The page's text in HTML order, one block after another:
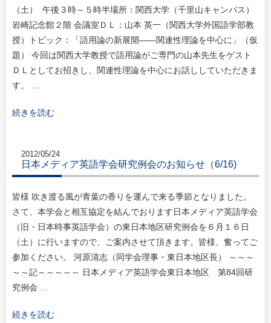
（土） 午後３時～５時半場所：関西大学（千里山キャンパス）
岩崎記念館２階 会議室ＤＬ：山本 英一（関西大学外国語学部教
授）トピック：「語用論の新展開――関連性理論を中心に」（仮
題） 今回は関西大学教授で語用論がご専門の山本先生をゲスト
ＤＬとしてお招きし、関連性理論を中心にお話ししていただきま
す。 …
続きを読む
2012/05/24
日本メディア英語学会研究例会のお知らせ（6/16)
皆様 吹き渡る風が青葉の香りを運んで来る季節となりました。
さて、本学会と相互協定を結んでおります日本メディア英語学会
（旧・日本時事英語学会）の東日本地区研究例会を６月１６日
（土）に行いますので、ご案内させて頂きます。皆様、奮ってご
参加ください。 河原清志（同学会理事・東日本地区長） ～～～
～～記～～～～～ 日本メディア英語学会東日本地区 第84回研
究例会 …
続きを読む